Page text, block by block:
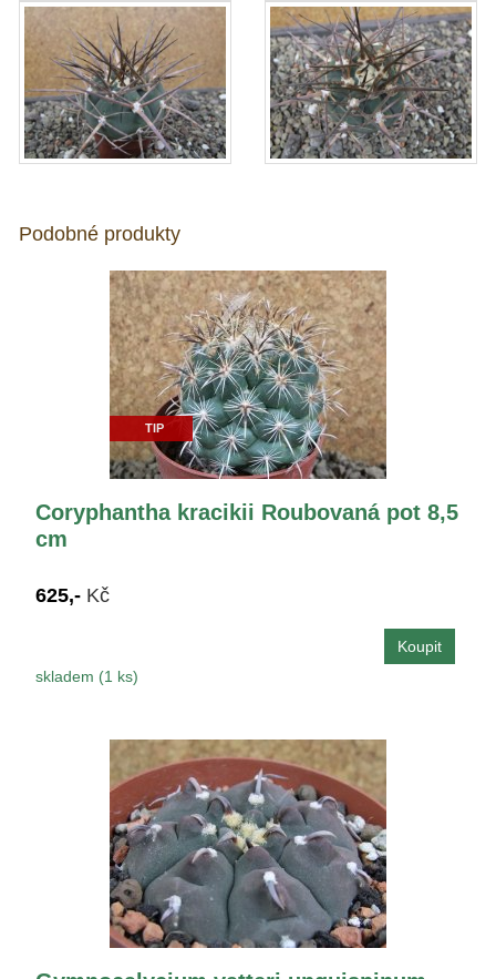
Podobné produkty
TIP
Coryphantha kracikii Roubovaná pot 8,5
cm
625,- Kč
skladem (1 ks)